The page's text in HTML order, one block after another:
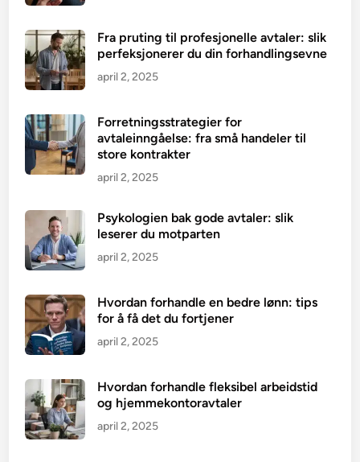
Fra pruting til profesjonelle avtaler: slik
perfeksjonerer du din forhandlingsevne
april 2, 2025
Forretningsstrategier for
avtaleinngåelse: fra små handeler til
store kontrakter
april 2, 2025
Psykologien bak gode avtaler: slik
leserer du motparten
april 2, 2025
Hvordan forhandle en bedre lønn: tips
for å få det du fortjener
april 2, 2025
Hvordan forhandle fleksibel arbeidstid
og hjemmekontoravtaler
april 2, 2025